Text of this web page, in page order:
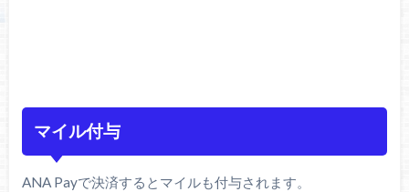
マイル付与
ANA Payで決済するとマイルも付与されます。